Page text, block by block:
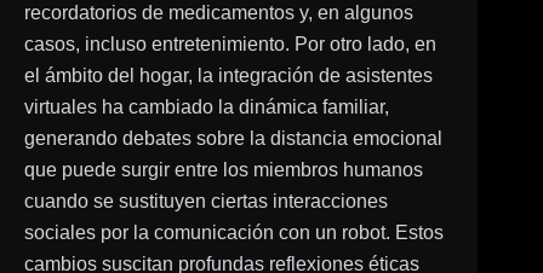
recordatorios de medicamentos y, en algunos
casos, incluso entretenimiento. Por otro lado, en
el ámbito del hogar, la integración de asistentes
virtuales ha cambiado la dinámica familiar,
generando debates sobre la distancia emocional
que puede surgir entre los miembros humanos
cuando se sustituyen ciertas interacciones
sociales por la comunicación con un robot. Estos
cambios suscitan profundas reflexiones éticas